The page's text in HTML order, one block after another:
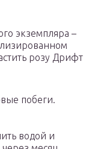
экземпляра –
розу Дрифт
побеги.
водой и